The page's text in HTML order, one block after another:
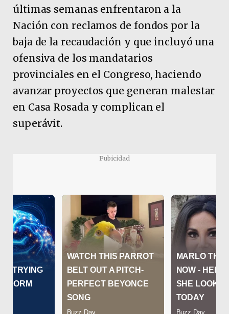
últimas semanas enfrentaron a la
Nación con reclamos de fondos por la
baja de la recaudación y que incluyó una
ofensiva de los mandatarios
provinciales en el Congreso, haciendo
avanzar proyectos que generan malestar
en Casa Rosada y complican el
superávit.
Pubicidad